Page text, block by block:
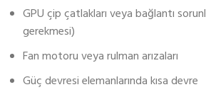
GPU çip çatlakları veya bağlantı
gerekmesi)
Fan motoru veya rulman arızaları
Güç devresi elemanlarında kısa devre